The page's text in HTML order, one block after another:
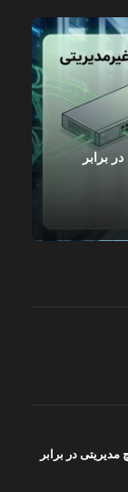
برابر
در برابر